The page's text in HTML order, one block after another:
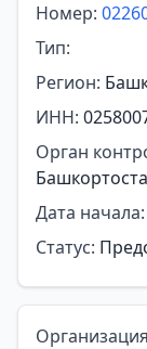
Номер:
Тип:
Регион:
ИНН:
Орган
Дата начала:
Статус: